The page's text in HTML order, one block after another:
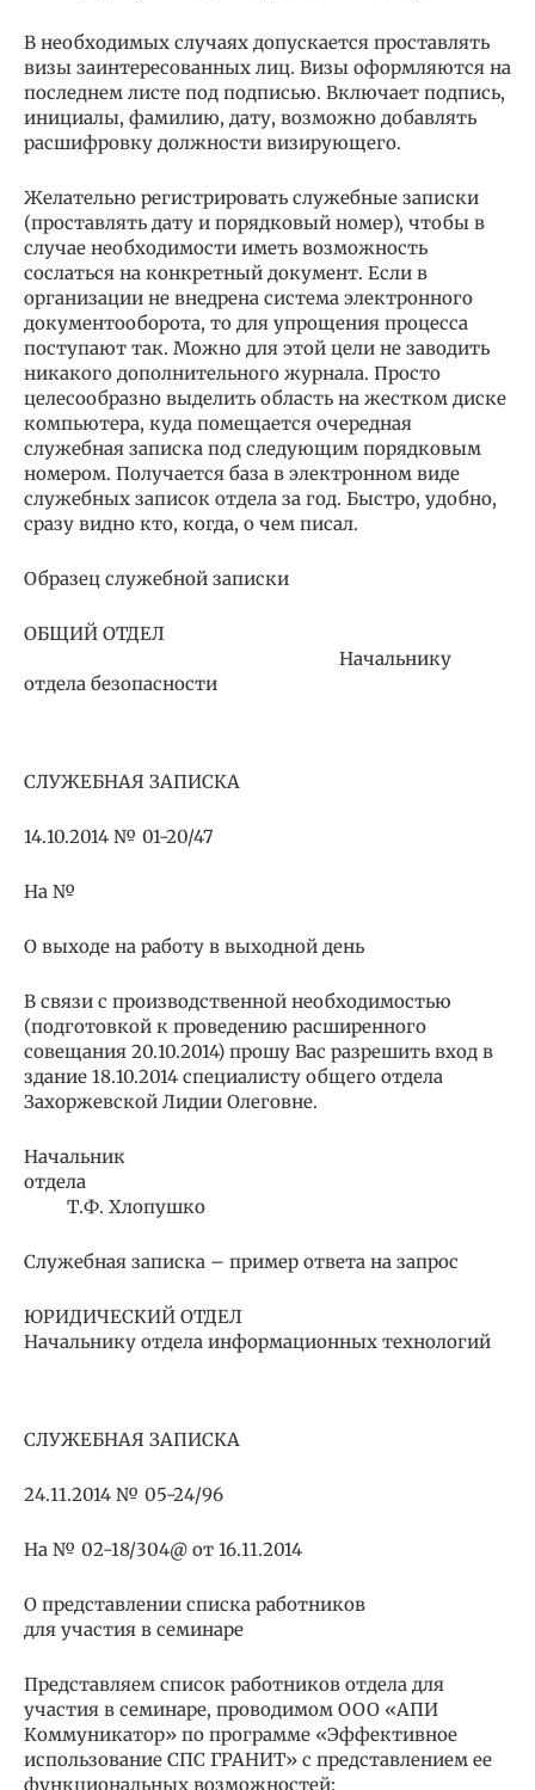
В необходимых случаях допускается проставлять
визы заинтересованных лиц. Визы оформляются на
последнем листе под подписью. Включает подпись,
инициалы, фамилию, дату, возможно добавлять
расшифровку должности визирующего.
Желательно регистрировать служебные записки
(проставлять дату и порядковый номер), чтобы в
случае необходимости иметь возможность
сослаться на конкретный документ. Если в
организации не внедрена система электронного
документооборота, то для упрощения процесса
поступают так. Можно для этой цели не заводить
никакого дополнительного журнала. Просто
целесообразно выделить область на жестком диске
компьютера, куда помещается очередная
служебная записка под следующим порядковым
номером. Получается база в электронном виде
служебных записок отдела за год. Быстро, удобно,
сразу видно кто, когда, о чем писал.
Образец служебной записки
ОБЩИЙ ОТДЕЛ
Начальнику
отдела безопасности
СЛУЖЕБНАЯ ЗАПИСКА
14.10.2014 № 01-20/47
На №
О выходе на работу в выходной день
В связи с производственной необходимостью
(подготовкой к проведению расширенного
совещания 20.10.2014) прошу Вас разрешить вход в
здание 18.10.2014 специалисту общего отдела
Захоржевской Лидии Олеговне.
Начальник
отдела
Т.Ф. Хлопушко
Служебная записка – пример ответа на запрос
ЮРИДИЧЕСКИЙ ОТДЕЛ
Начальнику отдела информационных технологий
СЛУЖЕБНАЯ ЗАПИСКА
24.11.2014 № 05-24/96
На № 02-18/304@ от 16.11.2014
О представлении списка работников
для участия в семинаре
Представляем список работников отдела для
участия в семинаре, проводимом ООО «АПИ
Коммуникатор» по программе «Эффективное
использование СПС ГРАНИТ» с представлением ее
функциональных возможностей: